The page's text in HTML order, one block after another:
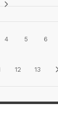
4 5 6
12 13